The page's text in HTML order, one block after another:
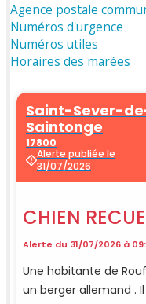
Agence postale
Numéros d'urgence
Numéros utiles
Horaires des marées